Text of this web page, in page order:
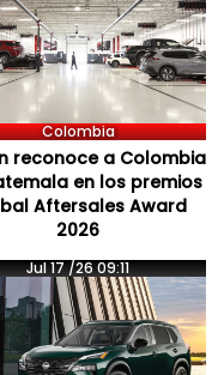
Colombia
reconoce a Colombia
en los premios
Aftersales Award
2026
Jul 17 /26 09:11